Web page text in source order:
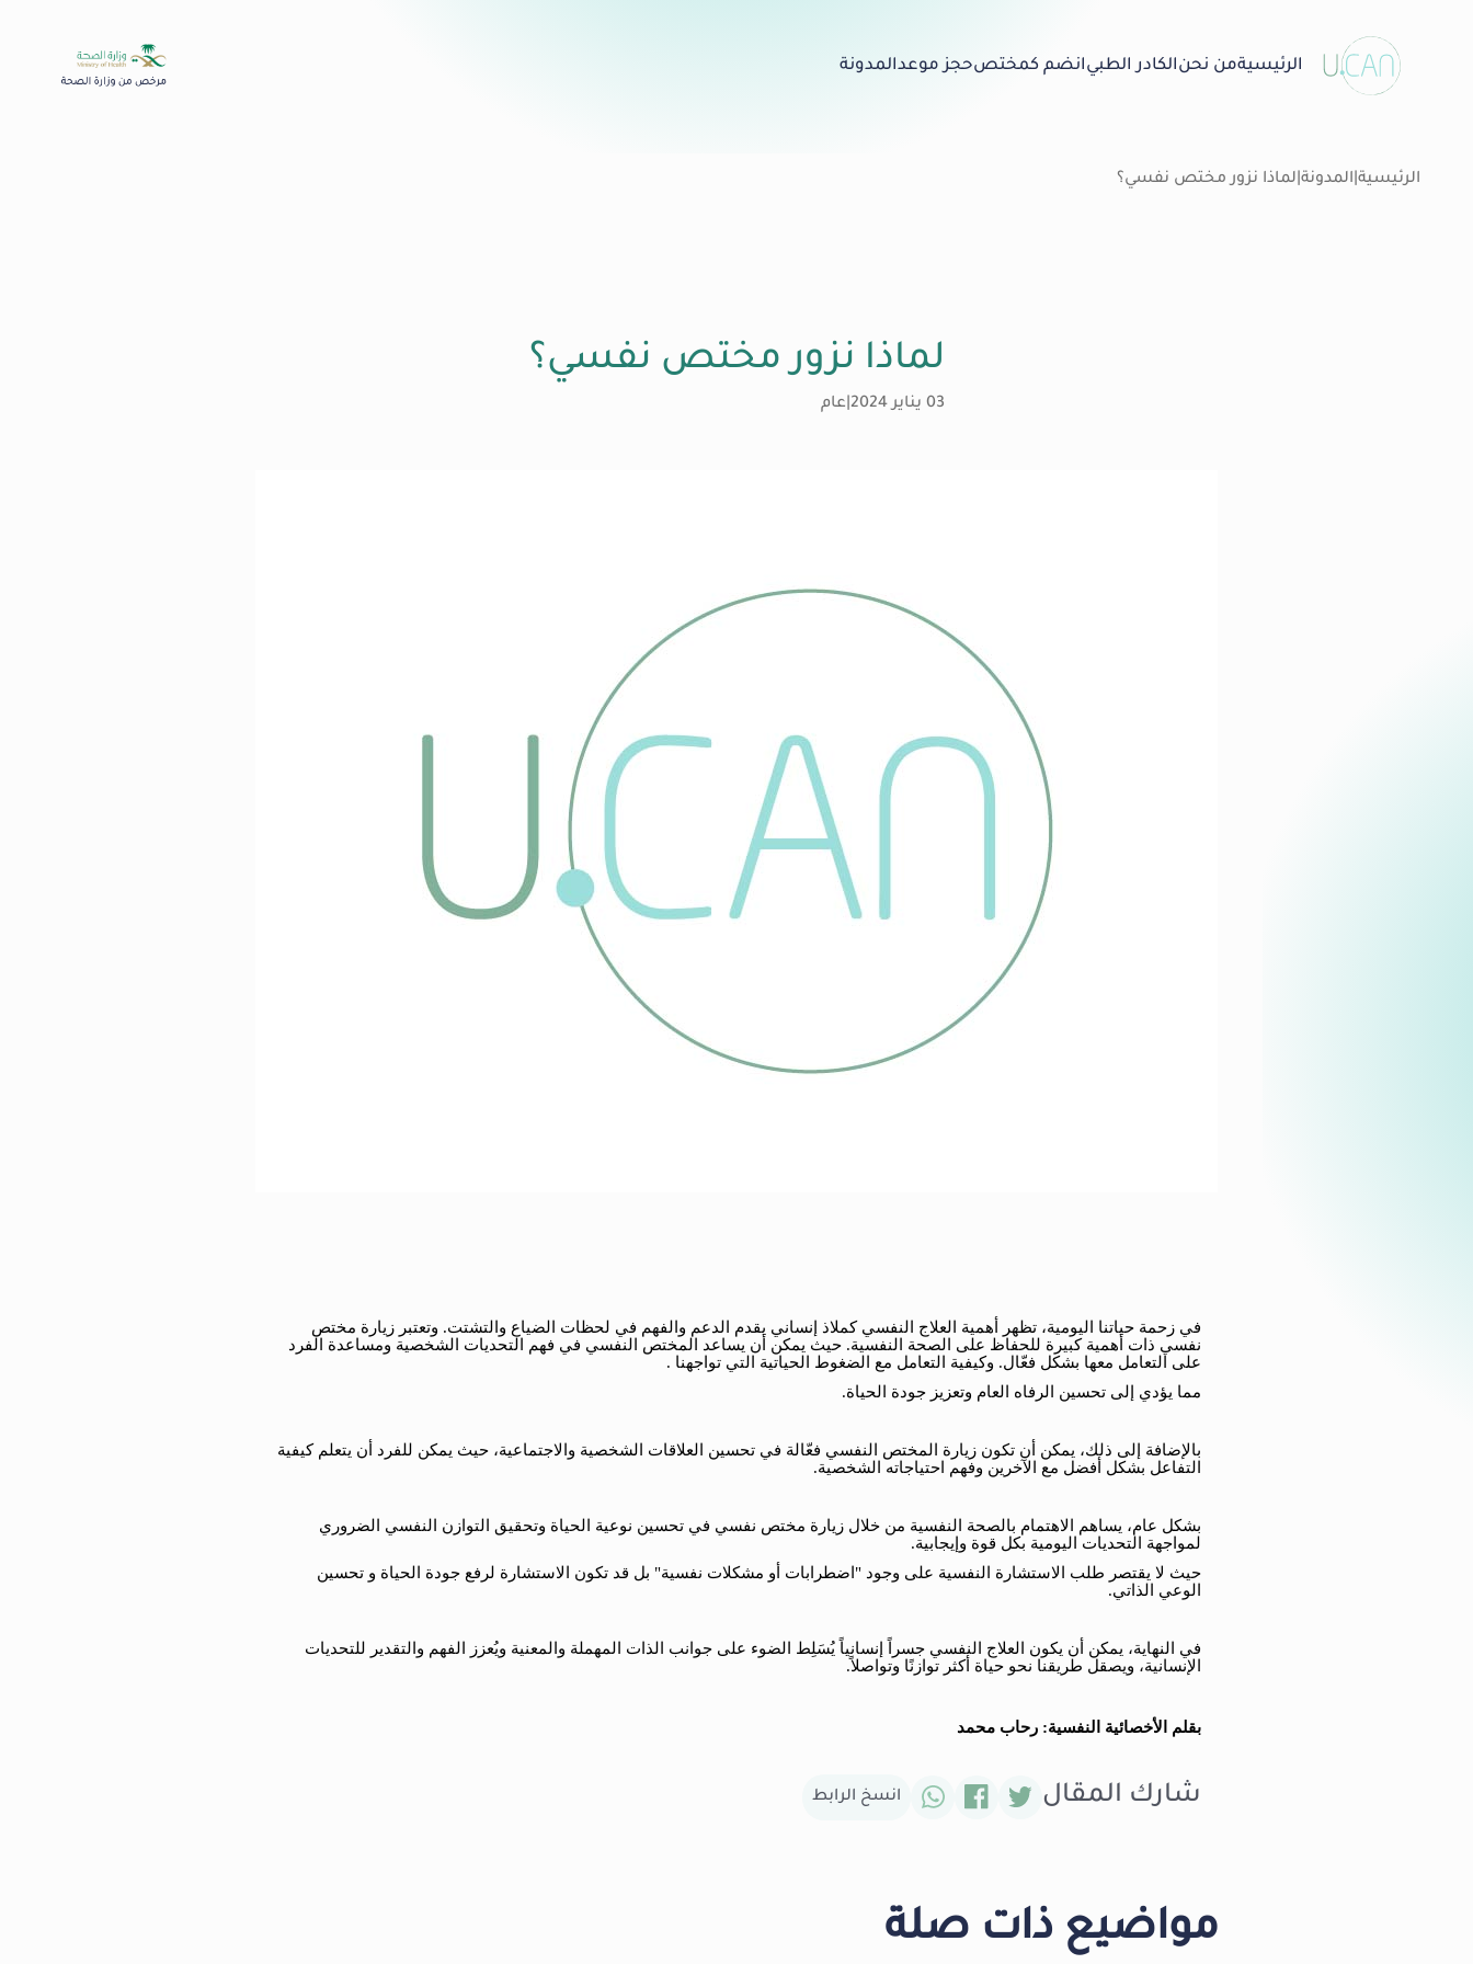
الرئيسيةمن نحنالكادر الطبيانضم كمختصحجز موعدالمدونة
الرئيسية المدونة لماذا نزور مختص نفسي؟
لماذا نزور مختص نفسي؟
03 يناير 2024 عام
في زحمة حياتنا اليومية، تظهر أهمية العلاج النفسي كملاذ إنساني يقدم الدعم والفهم في لحظات الضياع والتشتت. وتعتبر زيارة مختص
نفسي ذات أهمية كبيرة للحفاظ على الصحة النفسية. حيث يمكن أن يساعد المختص النفسي في فهم التحديات الشخصية ومساعدة الفرد
على التعامل معها بشكل فعّال. وكيفية التعامل مع الضغوط الحياتية التي تواجهنا .
مما يؤدي إلى تحسين الرفاه العام وتعزيز جودة الحياة.
بالإضافة إلى ذلك، يمكن أن تكون زيارة المختص النفسي فعّالة في تحسين العلاقات الشخصية والاجتماعية، حيث يمكن للفرد أن يتعلم كيفية
التفاعل بشكل أفضل مع الآخرين وفهم احتياجاته الشخصية.
بشكل عام، يساهم الاهتمام بالصحة النفسية من خلال زيارة مختص نفسي في تحسين نوعية الحياة وتحقيق التوازن النفسي الضروري
لمواجهة التحديات اليومية بكل قوة وإيجابية.
حيث لا يقتصر طلب الاستشارة النفسية على وجود "اضطرابات أو مشكلات نفسية" بل قد تكون الاستشارة لرفع جودة الحياة و تحسين
الوعي الذاتي.
في النهاية، يمكن أن يكون العلاج النفسي جسراً إنسانياً يُسَلِط الضوء على جوانب الذات المهملة والمعنية ويُعزز الفهم والتقدير للتحديات
الإنسانية، ويصقل طريقنا نحو حياة أكثر توازنًا وتواصلاً.
بقلم الأخصائية النفسية: رحاب محمد
شارك المقال تم نسخ الرابط !
انسخ الرابط
مواضيع ذات صلة